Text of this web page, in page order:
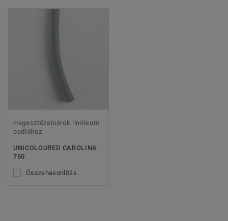
Hegesztőzsinórok linóleum
padlóhoz
UNICOLOURED CAROLINA
760
Összehasonlítás